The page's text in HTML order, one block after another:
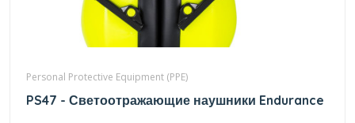
Personal Protective Equipment (PPE)
PS47 - Светоотражающие наушники Endurance